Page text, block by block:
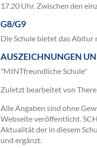
17.20 Uhr. Zwischen den
G8/G9
Die Schule bietet das Abitur
AUSZEICHNUNGEN
"MINTfreundliche Schule"
Zuletzt bearbeitet von
Alle Angaben sind ohne
Webseite veröffentlicht.
Aktualität der in diesem
und ergänzt.